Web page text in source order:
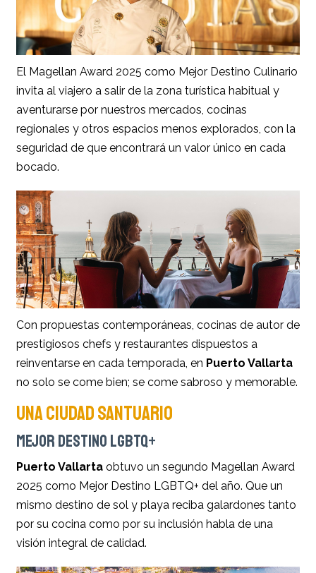
El Magellan Award 2025 como Mejor Destino Culinario
invita al viajero a salir de la zona turística habitual y
aventurarse por nuestros mercados, cocinas
regionales y otros espacios menos explorados, con la
seguridad de que encontrará un valor único en cada
bocado.
Con propuestas contemporáneas, cocinas de autor de
prestigiosos chefs y restaurantes dispuestos a
reinventarse en cada temporada, en Puerto Vallarta
no solo se come bien; se come sabroso y memorable.
UNA CIUDAD SANTUARIO
MEJOR DESTINO LGBTQ+
Puerto Vallarta obtuvo un segundo Magellan Award
2025 como Mejor Destino LGBTQ+ del año. Que un
mismo destino de sol y playa reciba galardones tanto
por su cocina como por su inclusión habla de una
visión integral de calidad.